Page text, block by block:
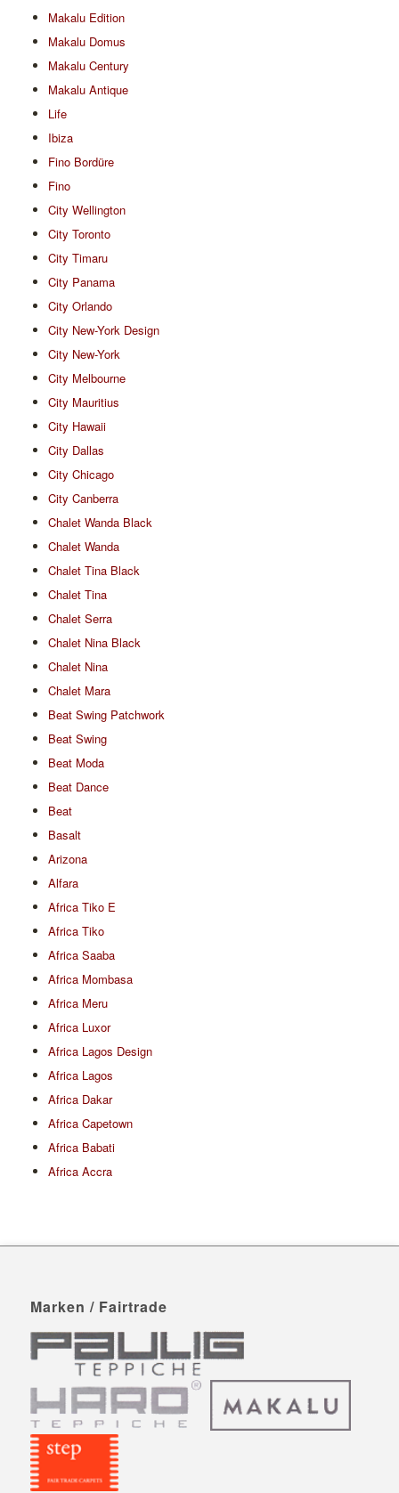
Makalu Edition
Makalu Domus
Makalu Century
Makalu Antique
Life
Ibiza
Fino Bordüre
Fino
City Wellington
City Toronto
City Timaru
City Panama
City Orlando
City New-York Design
City New-York
City Melbourne
City Mauritius
City Hawaii
City Dallas
City Chicago
City Canberra
Chalet Wanda Black
Chalet Wanda
Chalet Tina Black
Chalet Tina
Chalet Serra
Chalet Nina Black
Chalet Nina
Chalet Mara
Beat Swing Patchwork
Beat Swing
Beat Moda
Beat Dance
Beat
Basalt
Arizona
Alfara
Africa Tiko E
Africa Tiko
Africa Saaba
Africa Mombasa
Africa Meru
Africa Luxor
Africa Lagos Design
Africa Lagos
Africa Dakar
Africa Capetown
Africa Babati
Africa Accra
Marken / Fairtrade